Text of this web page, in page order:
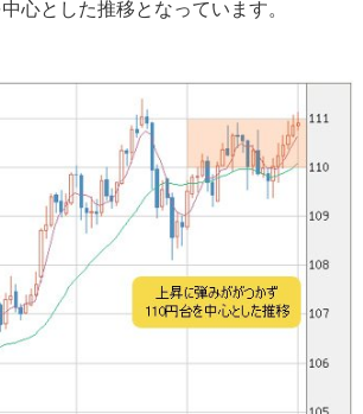
心とした推移となっています。